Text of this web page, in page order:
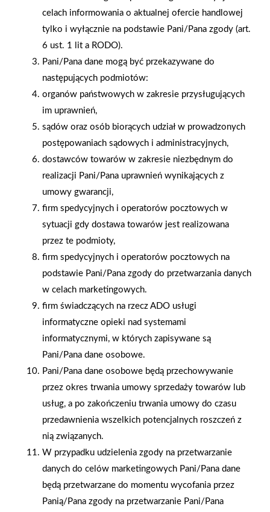
celach informowania o aktualnej ofercie handlowej
tylko i wyłącznie na podstawie Pani/Pana zgody (art.
6 ust. 1 lit a RODO).
Pani/Pana dane mogą być przekazywane do
następujących podmiotów:
organów państwowych w zakresie przysługujących
im uprawnień,
sądów oraz osób biorących udział w prowadzonych
postępowaniach sądowych i administracyjnych,
dostawców towarów w zakresie niezbędnym do
realizacji Pani/Pana uprawnień wynikających z
umowy gwarancji,
firm spedycyjnych i operatorów pocztowych w
sytuacji gdy dostawa towarów jest realizowana
przez te podmioty,
firm spedycyjnych i operatorów pocztowych na
podstawie Pani/Pana zgody do przetwarzania danych
w celach marketingowych.
firm świadczących na rzecz ADO usługi
informatyczne opieki nad systemami
informatycznymi, w których zapisywane są
Pani/Pana dane osobowe.
Pani/Pana dane osobowe będą przechowywanie
przez okres trwania umowy sprzedaży towarów lub
usług, a po zakończeniu trwania umowy do czasu
przedawnienia wszelkich potencjalnych roszczeń z
nią związanych.
W przypadku udzielenia zgody na przetwarzanie
danych do celów marketingowych Pani/Pana dane
będą przetwarzane do momentu wycofania przez
Panią/Pana zgody na przetwarzanie Pani/Pana